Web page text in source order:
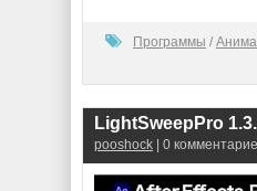
Программы /
pooshock | 0